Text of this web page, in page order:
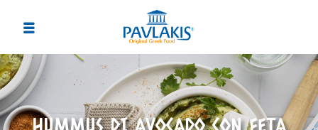
HUMMUS DI AVOCADO CON FETA